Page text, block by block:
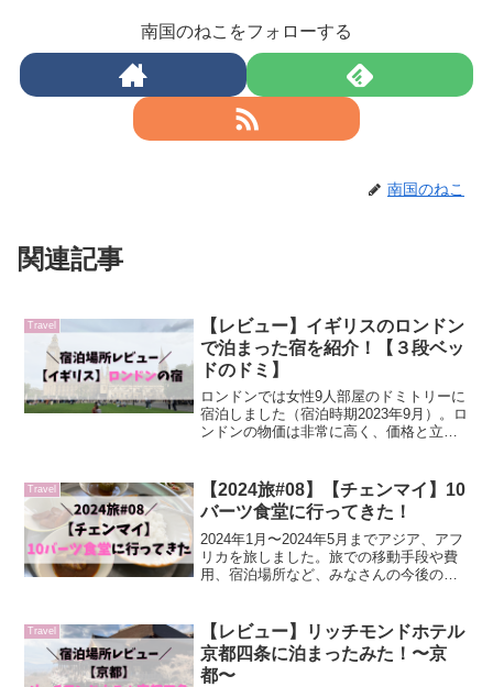
南国のねこをフォローする
南国のねこ
関連記事
Travel
【レビュー】イギリスのロンドン
で泊まった宿を紹介！【３段ベッ
ドのドミ】
ロンドンでは女性9人部屋のドミトリーに
宿泊しました（宿泊時期2023年9月）。ロ
ンドンの物価は非常に高く、価格と立地
です。パブラブ アット ザ スチーム エン
ジン ウォ...
Travel
【2024旅#08】【チェンマイ】10
バーツ食堂に行ってきた！
2024年1月〜2024年5月までアジア、アフ
リカを旅しました。旅での移動手段や費
用、宿泊場所など、みなさんの今後の旅
イでのsimはesimを利用しました。esim
はs...
Travel
【レビュー】リッチモンドホテル
京都四条に泊まったみた！〜京
都〜